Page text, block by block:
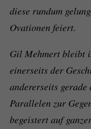
diese rundum
Ovationen feiert.
Gil Mehmert bleibt
einerseits der
andererseits gerade
Parallelen zur
begeistert auf